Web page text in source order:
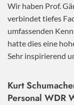
Wir haben Prof.
verbindet tiefes
umfassenden
hatte dies eine
Sehr inspirierend
Kurt
Personal WDR